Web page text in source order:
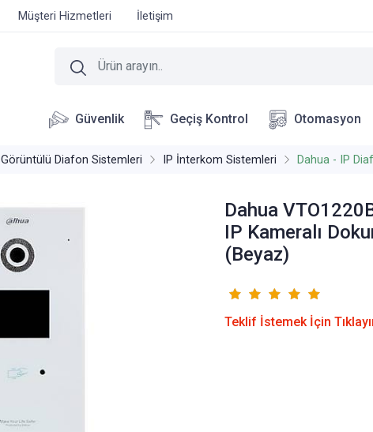
Müşteri Hizmetleri İletişim
Güvenlik Geçiş Kontrol Otomasyon
Görüntülü Diafon Sistemleri IP İnterkom Sistemleri Dahua - IP
Dahua
IP Kameralı
(Beyaz)
Teklif İstemek İçin